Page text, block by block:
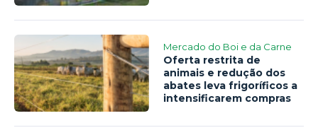
Mercado do Boi e da Carne
Oferta restrita de
animais e redução dos
abates leva frigoríficos a
intensificarem compras